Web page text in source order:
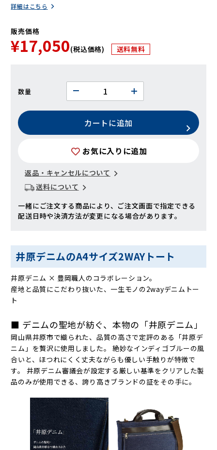
詳細はこちら
販売価格
¥17,050(税込価格) 送料無料
数量
カートに追加
お気に入りに追加
返品・キャンセルについて
送料について
一緒にご注文する商品により、ご注文画面で指定できる
配送日時や決済方法が変更になる場合があります。
井原デニムのA4サイズ2WAYトート
井原デニム × 豊岡職人のコラボレーション。
産地と品質にこだわり抜いた、一生モノの2wayデニムトー
ト
■ デニムの聖地が紡ぐ、本物の「井原デニム」
岡山県井原市で織られた、品質の高さで定評のある「井原デ
ニム」を贅沢に使用しました。 絶妙なインディゴブルーの風
合いと、ほつれにくく丈夫ながらも優しい手触りが特徴で
す。 井原デニム審議会が設定する厳しい基準をクリアした製
品のみが使用できる、誇り高きブランドの証をその手に。